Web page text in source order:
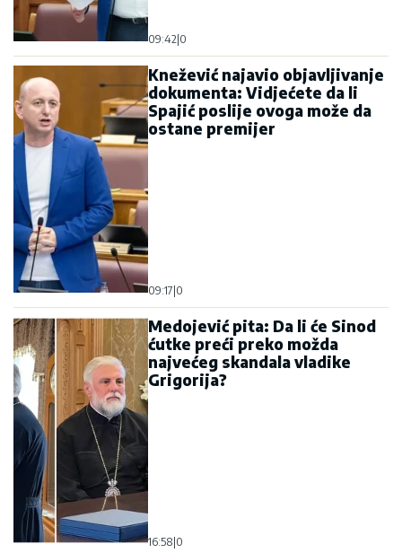
09:42|0
Knežević najavio objavljivanje
dokumenta: Vidjećete da li
Spajić poslije ovoga može da
ostane premijer
09:17|0
Medojević pita: Da li će Sinod
ćutke preći preko možda
najvećeg skandala vladike
Grigorija?
16:58|0